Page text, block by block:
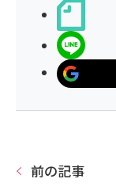
前の記事